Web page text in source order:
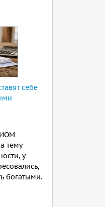
себе
тему
у
богатыми.